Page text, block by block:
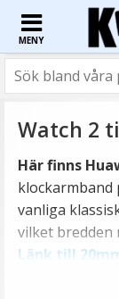
MENY
Watch 2
Här finns
klockarmband
vanliga
vilket bredden
Länk till